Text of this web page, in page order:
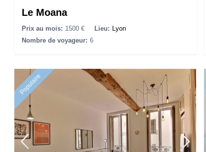
Le Moana
Prix au mois: 1500 € Lieu: Lyon
Nombre de voyageur: 6
Populaire